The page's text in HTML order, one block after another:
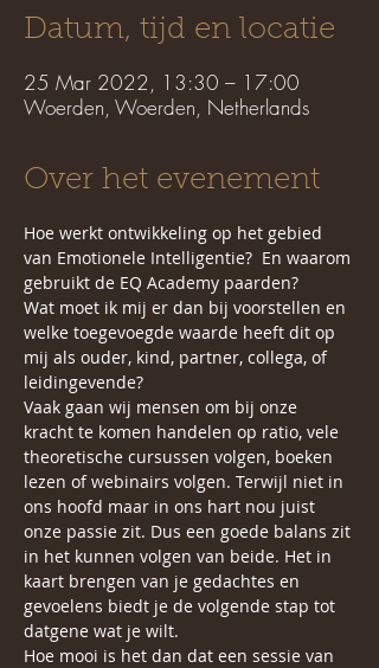
Datum, tijd en locatie
25 Mar 2022, 13:30 – 17:00
Woerden, Woerden, Netherlands
Over het evenement
Hoe werkt ontwikkeling op het gebied
van Emotionele Intelligentie?  En waarom
gebruikt de EQ Academy paarden?
Wat moet ik mij er dan bij voorstellen en
welke toegevoegde waarde heeft dit op
mij als ouder, kind, partner, collega, of
leidingevende?
Vaak gaan wij mensen om bij onze
kracht te komen handelen op ratio, vele
theoretische cursussen volgen, boeken
lezen of webinairs volgen. Terwijl niet in
ons hoofd maar in ons hart nou juist
onze passie zit. Dus een goede balans zit
in het kunnen volgen van beide. Het in
kaart brengen van je gedachtes en
gevoelens biedt je de volgende stap tot
datgene wat je wilt.
Hoe mooi is het dan dat een sessie van